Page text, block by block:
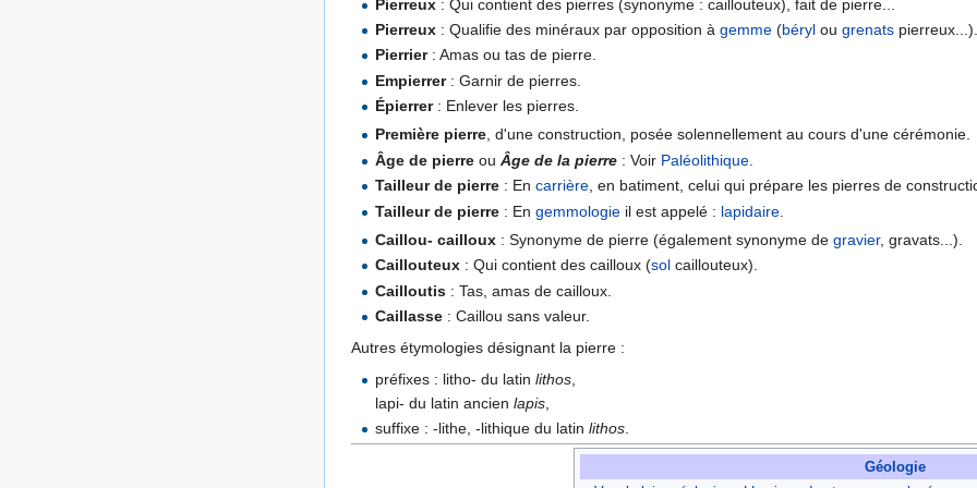
Pierreux : Qui contient des pierres (synonyme : caillouteux), fait de pierre...
Pierreux : Qualifie des minéraux par opposition àgemme (béryl ougrenats pierreux...).
Pierrier: Amas ou tas de pierre.
Empierrer: Garnir de pierres.
Épierrer: Enlever les pierres.
Première pierre, d'une construction, posée solennellement au cours d'une cérémonie.
Âge de pierre ouÂge de la pierre : Voir Paléolithique
Tailleur de pierre : Encarrière , en batiment, celui qui prépare les pierres de
Tailleur de pierre : Engemmologie il est appelé : lapidaire
Caillou- cailloux : Synonyme de pierre (également synonyme degravier, gravats...).
Caillouteux : Qui contient des cailloux (sol caillouteux).
Cailloutis : Tas, amas de cailloux.
Caillasse : Caillou sans valeur.
Autres étymologies désignant la pierre :
préfixes : litho- du latinlithos
lapi- du latin ancienlapis
suffixe : -lithe, -lithique du latinlithos.
Géologie